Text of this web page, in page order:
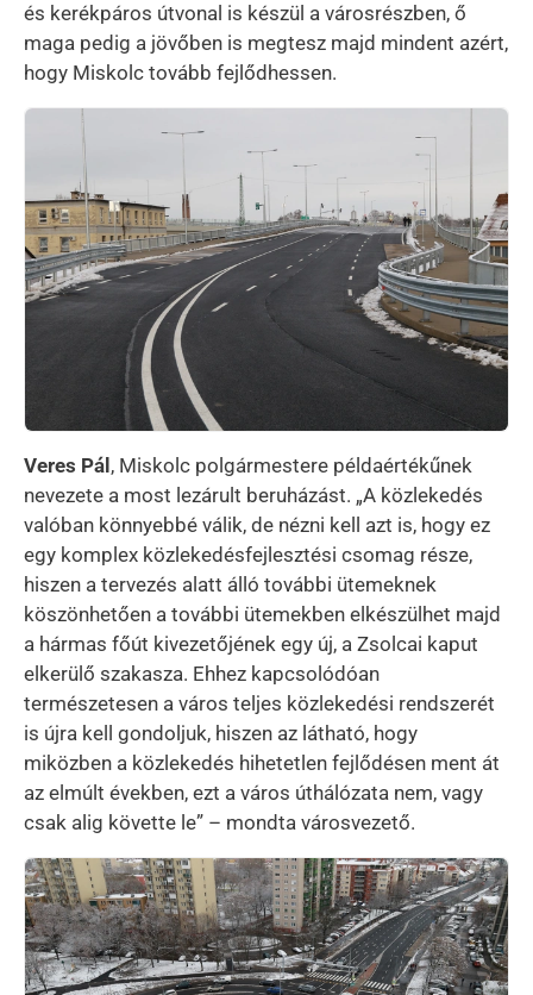
és kerékpáros útvonal is készül a városrészben, ő
maga pedig a jövőben is megtesz majd mindent azért,
hogy Miskolc tovább fejlődhessen.
Veres Pál, Miskolc polgármestere példaértékűnek
nevezete a most lezárult beruházást. „A közlekedés
valóban könnyebbé válik, de nézni kell azt is, hogy ez
egy komplex közlekedésfejlesztési csomag része,
hiszen a tervezés alatt álló további ütemeknek
köszönhetően a további ütemekben elkészülhet majd
a hármas főút kivezetőjének egy új, a Zsolcai kaput
elkerülő szakasza. Ehhez kapcsolódóan
természetesen a város teljes közlekedési rendszerét
is újra kell gondoljuk, hiszen az látható, hogy
miközben a közlekedés hihetetlen fejlődésen ment át
az elmúlt években, ezt a város úthálózata nem, vagy
csak alig követte le” – mondta városvezető.
Kép